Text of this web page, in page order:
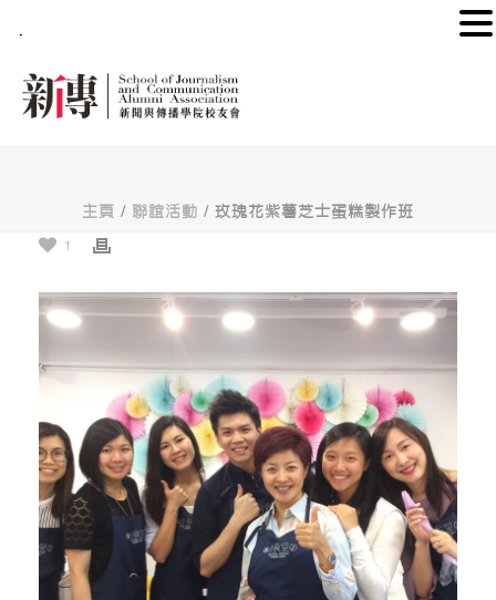
主頁 / 聯誼活動 / 玫瑰花紫薯芝士蛋糕製作班
1
.